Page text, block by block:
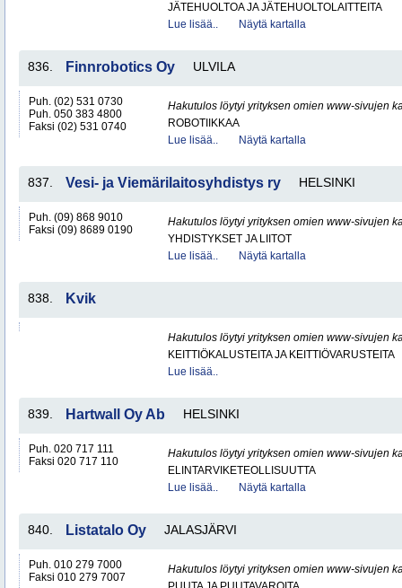
JÄTEHUOLTOA JA JÄTEHUOLTOLAITTEITA
Lue lisää..
Näytä kartalla
836. Finnrobotics Oy ULVILA
Puh. (02) 531 0730
Puh. 050 383 4800
Faksi (02) 531 0740
Hakutulos löytyi yrityksen omien www-sivujen
ROBOTIIKKAA
Lue lisää..
Näytä kartalla
837. Vesi- ja Viemärilaitosyhdistys ry HELSINKI
Puh. (09) 868 9010
Faksi (09) 8689 0190
Hakutulos löytyi yrityksen omien www-sivujen
YHDISTYKSET JA LIITOT
Lue lisää..
Näytä kartalla
838. Kvik
Hakutulos löytyi yrityksen omien www-sivujen
KEITTIÖKALUSTEITA JA KEITTIÖVARUSTEITA
Lue lisää..
839. Hartwall Oy Ab HELSINKI
Puh. 020 717 111
Faksi 020 717 110
Hakutulos löytyi yrityksen omien www-sivujen
ELINTARVIKETEOLLISUUTTA
Lue lisää..
Näytä kartalla
840. Listatalo Oy JALASJÄRVI
Puh. 010 279 7000
Faksi 010 279 7007
Hakutulos löytyi yrityksen omien www-sivujen